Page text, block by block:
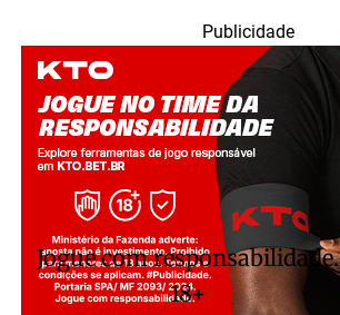
Publicidade
Jogue com responsabilidade.
18+